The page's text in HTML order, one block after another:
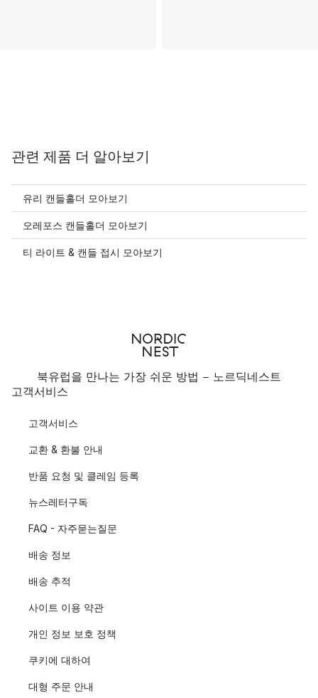
관련 제품 더 알아보기
유리 캔들홀더 모아보기
오레포스 캔들홀더 모아보기
티 라이트 & 캔들 접시 모아보기
북유럽을 만나는 가장 쉬운 방법 - 노르딕네스트
고객서비스
고객서비스
교환 & 환불 안내
반품 요청 및 클레임 등록
뉴스레터구독
FAQ - 자주묻는질문
배송 정보
배송 추적
사이트 이용 약관
개인 정보 보호 정책
쿠키에 대하여
대형 주문 안내